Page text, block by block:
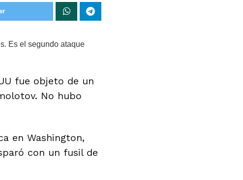
Es el segundo ataque
fue objeto de un
No hubo
en Washington,
con un fusil de